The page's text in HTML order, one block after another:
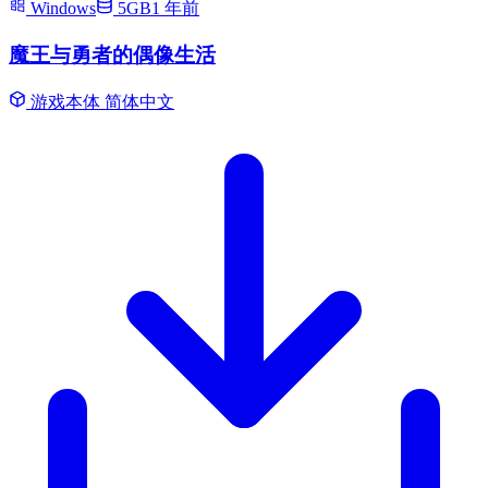
Windows 5GB1 年前
魔王与勇者的偶像生活
游戏本体 简体中文